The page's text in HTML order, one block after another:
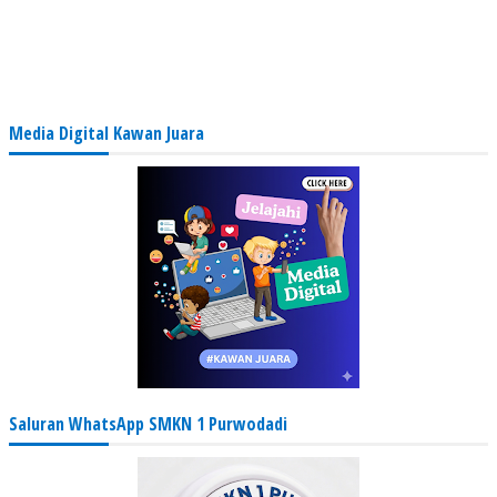
Media Digital Kawan Juara
Saluran WhatsApp SMKN 1 Purwodadi